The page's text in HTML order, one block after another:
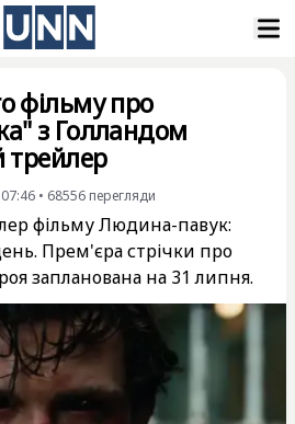
фільму про
з Голландом
трейлер
• 68556 перегляди
фільму Людина-павук:
Прем'єра стрічки про
запланована на 31 липня.